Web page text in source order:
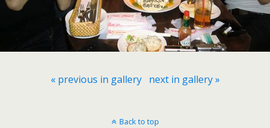
« previous in gallery next in gallery »
Back to top